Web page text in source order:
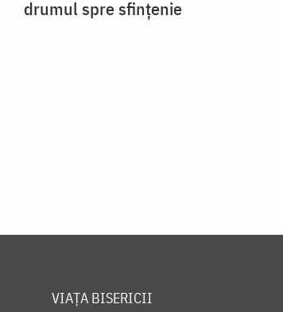
drumul spre sfințenie
VIAȚA BISERICII